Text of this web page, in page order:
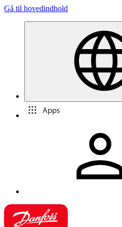
Gå til hovedindhold
Apps